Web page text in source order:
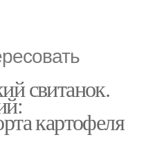
свитанок.
картофеля